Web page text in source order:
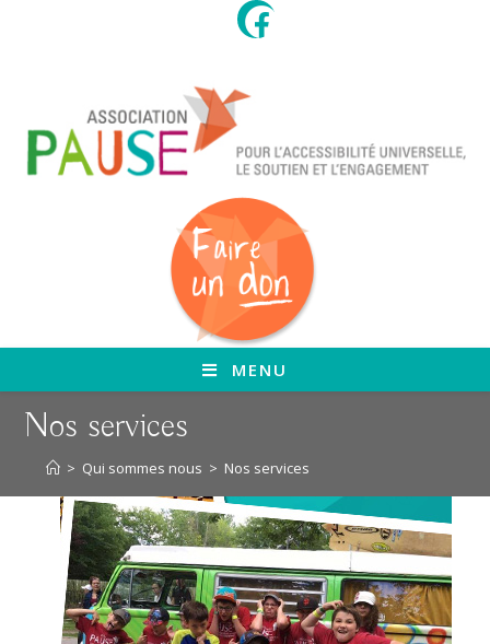
MENU
Nos services
> Qui sommes nous > Nos services